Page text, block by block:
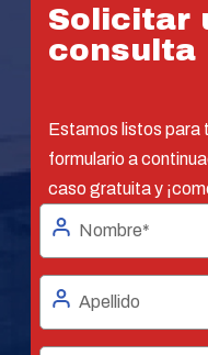
Solicitar
consulta
Estamos listos para
formulario a
caso gratuita y